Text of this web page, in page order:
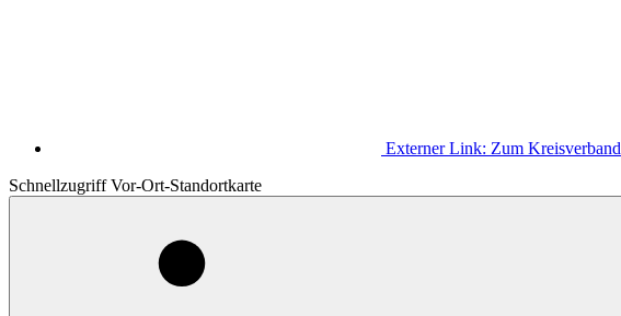
Externer Link: Zum Kreisverband
Schnellzugriff Vor-Ort-Standortkarte